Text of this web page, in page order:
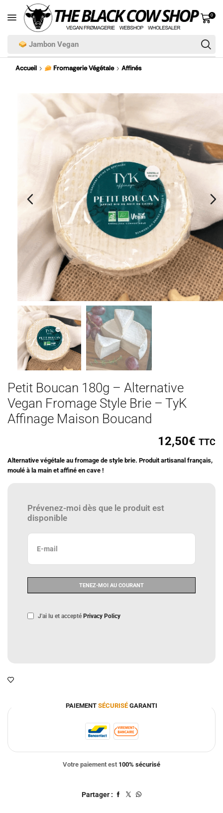
Jambon Vegan
0
Accueil Fromagerie Végétale Affinés
Petit Boucan 180g – Alternative
Vegan Fromage Style Brie – TyK
Affinage Maison Boucand
12,50€ TTC
Alternative végétale au fromage de style brie. Produit artisanal français,
moulé à la main et affiné en cave !
Prévenez-moi dès que le produit est
disponible
J'ai lu et accepté Privacy Policy
PAIEMENT SÉCURISÉ GARANTI
Votre paiement est 100% sécurisé
Partager :